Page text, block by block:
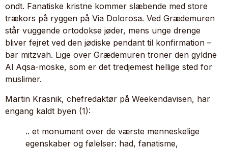
ondt. Fanatiske kristne kommer slæbende med store
trækors på ryggen på Via Dolorosa. Ved Grædemuren
står vuggende ortodokse jøder, mens unge drenge
bliver fejret ved den jødiske pendant til konfirmation –
bar mitzvah. Lige over Grædemuren troner den gyldne
Al Aqsa-moske, som er det tredjemest hellige sted for
muslimer.
Martin Krasnik, chefredaktør på Weekendavisen, har
engang kaldt byen (1):
.. et monument over de værste menneskelige
egenskaber og følelser: had, fanatisme,